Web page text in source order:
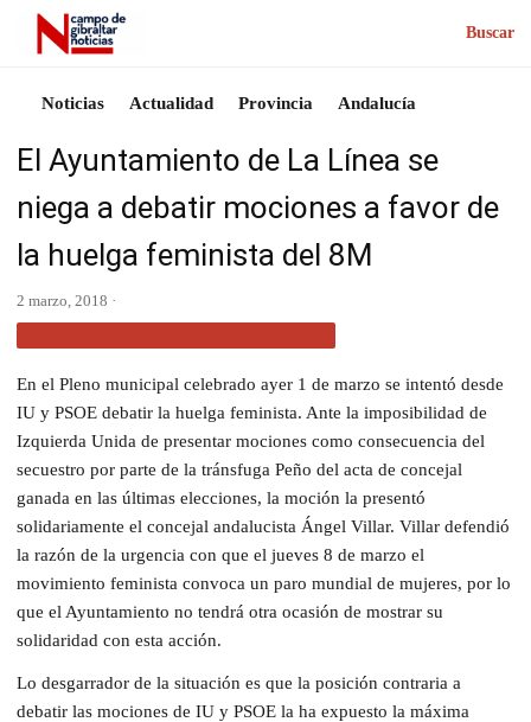
Buscar
Noticias Actualidad Provincia Andalucía
El Ayuntamiento de La Línea se
niega a debatir mociones a favor de
la huelga feminista del 8M
2 marzo, 2018 ·
En el Pleno municipal celebrado ayer 1 de marzo se intentó desde
IU y PSOE debatir la huelga feminista. Ante la imposibilidad de
Izquierda Unida de presentar mociones como consecuencia del
secuestro por parte de la tránsfuga Peño del acta de concejal
ganada en las últimas elecciones, la moción la presentó
solidariamente el concejal andalucista Ángel Villar. Villar defendió
la razón de la urgencia con que el jueves 8 de marzo el
movimiento feminista convoca un paro mundial de mujeres, por lo
que el Ayuntamiento no tendrá otra ocasión de mostrar su
solidaridad con esta acción.
Lo desgarrador de la situación es que la posición contraria a
debatir las mociones de IU y PSOE la ha expuesto la máxima